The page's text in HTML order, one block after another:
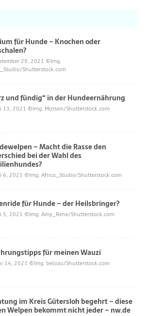
für Hunde – Knochen oder
29, 2021 ©Img.
Shutterstock.com
und fündig“ in der Hundeernährung
13, 2021 ©Img. Marsan/Shutterstock.com
– Macht die Rasse den
bei der Wahl des
6, 2021 ©Img. Africa_Studio/Shutterstock.com
für Hunde – der Heilsbringer?
5, 2021 ©Img. Amy_Rene/Shutterstock.com
für meinen Wauzi
14, 2021 ©Img. belozu/Shutterstock.com
im Kreis Gütersloh begehrt – diese
Welpen bekommt nicht jeder – nw.de